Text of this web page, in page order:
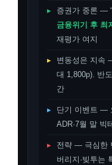
▸ 증권가 중론 —
금융위기 후 최
재평가 여지
▸
변동성은 지속
대 1,800p). 반
간
▸
단기 이벤트 —
ADR·7월 말 빅
▸
전략 — 극심한
버리지·빚투는